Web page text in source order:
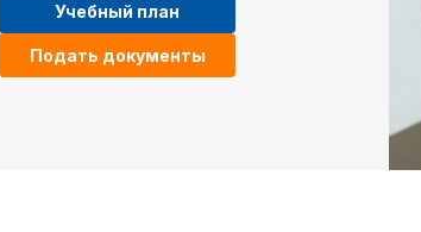
Учебный план
Подать документы